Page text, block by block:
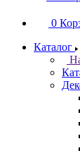
0
Каталог